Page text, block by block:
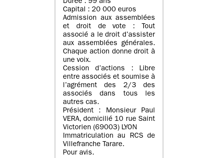
Durée : 99 ans
Capital : 20 000 euros
Admission aux assemblées
et droit de vote : Tout
associé a le droit d’assister
aux assemblées générales.
Chaque action donne droit à
une voix.
Cession d’actions : Libre
entre associés et soumise à
l’agrément des 2/3 des
associés dans tous les
autres cas.
Président : Monsieur Paul
VERA, domicilié 10 rue Saint
Victorien (69003) LYON
Immatriculation au RCS de
Villefranche Tarare.
Pour avis.